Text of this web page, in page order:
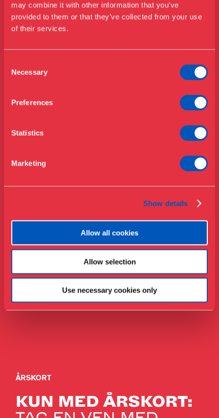
may combine it with other information that you’ve
provided to them or that they’ve collected from your use
of their services.
Selection
Necessary
Preferences
Statistics
Marketing
Show details
Allow all cookies
Allow selection
Use necessary cookies only
Besøg os
Udstillinger
Årskort
Åbningstider & priser Køb billet
ÅRSKORT
KUN MED ÅRSKORT: